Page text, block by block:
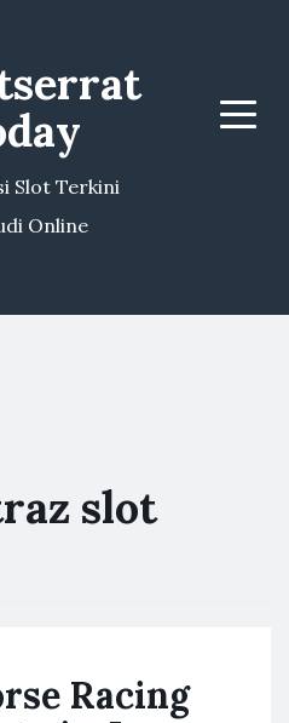
Slot Terkini
Online
Menu
slot
Racing